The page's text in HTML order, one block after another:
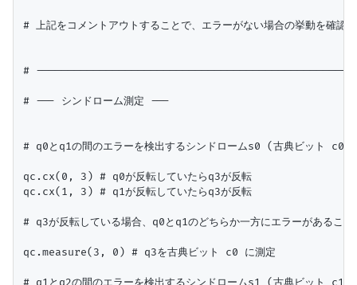
# 上記をコメントアウトすることで、エラーがない場合の挙動を確認
#
# --- シンドローム測定 ---
# q0とq1の間のエラーを検出するシンドロームs0 (古典ビット c0)
qc.cx(0, 3) # q0が反転していたらq3が反転
qc.cx(1, 3) # q1が反転していたらq3が反転
# q3が反転している場合、q0とq1のどちらか一方にエラーがあること
qc.measure(3, 0) # q3を古典ビット c0 に測定